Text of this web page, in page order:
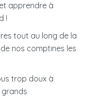
dont le
du nombre
apprendre à
!
tout au long de la
nos comptines les
trop doux à